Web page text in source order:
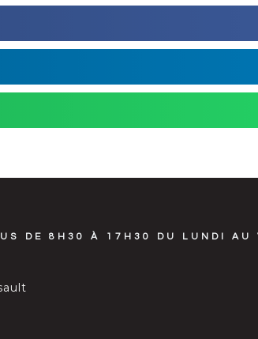
DE 8H30 À 17H30 DU LUNDI AU